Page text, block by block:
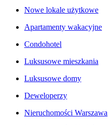
Nowe lokale użytkowe
Apartamenty wakacyjne
Condohotel
Luksusowe mieszkania
Luksusowe domy
Deweloperzy
Nieruchomości Warszawa